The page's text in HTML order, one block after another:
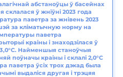
абстаноўцы ў басейнах
склалася ў жніўні 2023 года
паветра за жнівень 2023
за кліматычную норму на
паветра
краіны і знаходзілася ў
Найменшыя станоўчыя
поўначы краіны і склалі 2,0°С
паветра ўсіх трох дэкад была
выдаліся другая і трэцяя